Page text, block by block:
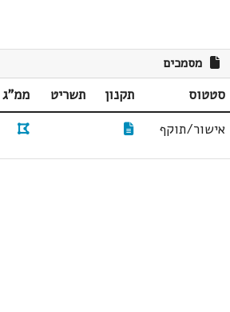
מסמכים
סטטוס תקנון תשריט ממ"ג
אישור/תוקף